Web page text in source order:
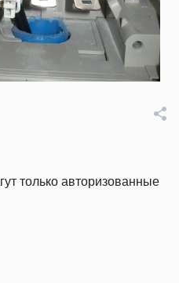
только авторизованные